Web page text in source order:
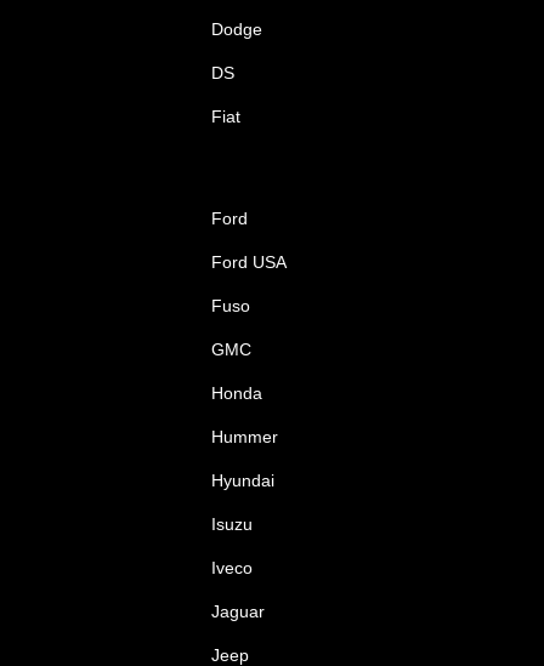
Dodge
DS
Fiat
Ford
Ford USA
Fuso
GMC
Honda
Hummer
Hyundai
Isuzu
Iveco
Jaguar
Jeep